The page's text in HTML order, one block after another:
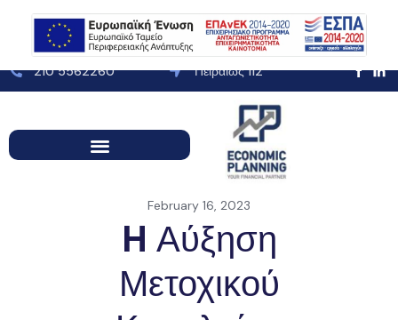
210 5562260 Πειραιώς 112
February 16, 2023
H Αύξηση
Μετοχικού